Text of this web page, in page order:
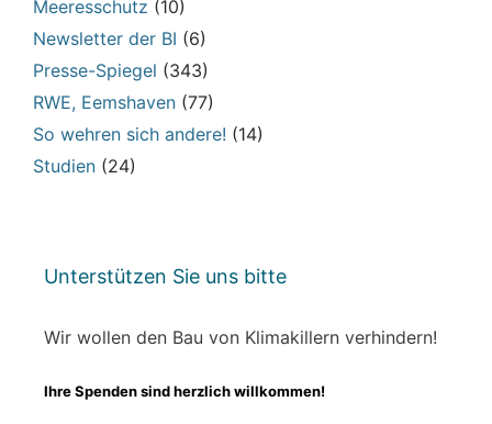
Meeresschutz (10)
Newsletter der BI (6)
Presse-Spiegel (343)
RWE, Eemshaven (77)
So wehren sich andere! (14)
Studien (24)
Unterstützen Sie uns bitte
Wir wollen den Bau von Klimakillern verhindern!
Ihre Spenden sind herzlich willkommen!